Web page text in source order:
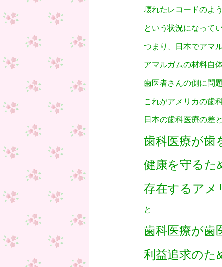
壊れたレコードのよ
という状況になって
つまり、日本でアマ
アマルガムの材料自
歯医者さんの側に問
これがアメリカの歯
日本の歯科医療の差
歯科医療が歯
健康を守るた
存在するアメ
と
歯科医療が歯
利益追求のた